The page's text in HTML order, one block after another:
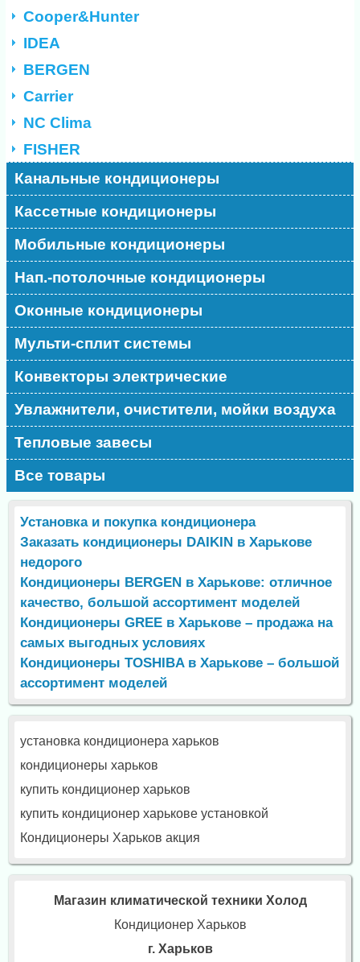
Cooper&Hunter
IDEA
BERGEN
Carrier
NC Clima
FISHER
Канальные кондиционеры
Кассетные кондиционеры
Мобильные кондиционеры
Нап.-потолочные кондиционеры
Оконные кондиционеры
Мульти-сплит системы
Конвекторы электрические
Увлажнители, очистители, мойки воздуха
Тепловые завесы
Все товары
Установка и покупка кондиционера
Заказать кондиционеры DAIKIN в Харькове
недорого
Кондиционеры BERGEN в Харькове: отличное
качество, большой ассортимент моделей
Кондиционеры GREE в Харькове – продажа на
самых выгодных условиях
Кондиционеры TOSHIBA в Харькове – большой
ассортимент моделей
установка кондиционера харьков
кондиционеры харьков
купить кондиционер харьков
купить кондиционер харькове установкой
Кондиционеры Харьков акция
Магазин климатической техники Холод
Кондиционер Харьков
г. Харьков